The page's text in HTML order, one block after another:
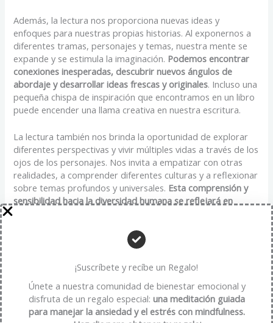
¡Suscríbete y recíbe un Regalo!
Únete a nuestra comunidad de bienestar emocional y
disfruta de un regalo especial: una meditación guiada
para manejar la ansiedad y el estrés con mindfulness.
Además, la lectura nos proporciona nuevas ideas y
enfoques para nuestras propias historias. Al exponernos a
diferentes tramas, personajes y temas, nuestra mente se
expande y se estimula la imaginación. Podemos encontrar
conexiones inesperadas, descubrir nuevos ángulos de
abordaje y desarrollar ideas frescas y originales. Incluso una
pequeña chispa de inspiración que encontramos en un libro
puede encender una llama creativa en nuestra escritura.
La lectura también nos brinda la oportunidad de explorar
diferentes perspectivas y vivir múltiples vidas a través de los
ojos de los personajes. Nos invita a empatizar con otras
realidades, a comprender diferentes culturas y a reflexionar
sobre temas profundos y universales. Esta comprensión y
sensibilidad hacia la diversidad humana se reflejará en
diferentes géneros literarios, descubre nuevos autores y
déjate cautivar por sus palabras. Permíteles que influyan en
tu escritura, pero recuerda siempre mantener tu voz y tu
estilo personal.La lectura es un viaje fascinante que nos
abre las puertas a la creatividad y la imaginación, y nos